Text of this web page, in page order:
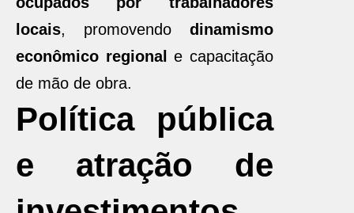
locais, promovendo dinamismo
econômico regional e capacitação
de mão de obra.
Política pública
e atração de